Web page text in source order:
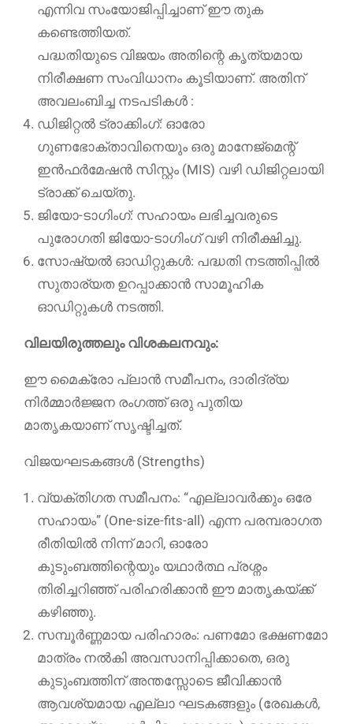
എന്നിവ സംയോജിപ്പിച്ചാണ് ഈ തുക
കണ്ടെത്തിയത്.
പദ്ധതിയുടെ വിജയം അതിന്റെ കൃത്യമായ
നിരീക്ഷണ സംവിധാനം കൂടിയാണ്. അതിന്
അവലംബിച്ച നടപടികൾ :
ഡിജിറ്റൽ ട്രാക്കിംഗ്: ഓരോ
ഗുണഭോക്താവിനെയും ഒരു മാനേജ്‌മെന്റ്
ഇൻഫർമേഷൻ സിസ്റ്റം (MIS) വഴി ഡിജിറ്റലായി
ട്രാക്ക് ചെയ്തു.
ജിയോ-ടാഗിംഗ്: സഹായം ലഭിച്ചവരുടെ
പുരോഗതി ജിയോ-ടാഗിംഗ് വഴി നിരീക്ഷിച്ചു.
സോഷ്യൽ ഓഡിറ്റുകൾ: പദ്ധതി നടത്തിപ്പിൽ
സുതാര്യത ഉറപ്പാക്കാൻ സാമൂഹിക
ഓഡിറ്റുകൾ നടത്തി.
വിലയിരുത്തലും വിശകലനവും:
ഈ മൈക്രോ പ്ലാൻ സമീപനം, ദാരിദ്ര്യ
നിർമ്മാർജ്ജന രംഗത്ത് ഒരു പുതിയ
മാതൃകയാണ് സൃഷ്ടിച്ചത്.
വിജയഘടകങ്ങൾ (Strengths)
വ്യക്തിഗത സമീപനം: “എല്ലാവർക്കും ഒരേ
സഹായം” (One-size-fits-all) എന്ന പരമ്പരാഗത
രീതിയിൽ നിന്ന് മാറി, ഓരോ
കുടുംബത്തിന്റെയും യഥാർത്ഥ പ്രശ്നം
തിരിച്ചറിഞ്ഞ് പരിഹരിക്കാൻ ഈ മാതൃകയ്ക്ക്
കഴിഞ്ഞു.
സമ്പൂർണ്ണമായ പരിഹാരം: പണമോ ഭക്ഷണമോ
മാത്രം നൽകി അവസാനിപ്പിക്കാതെ, ഒരു
കുടുംബത്തിന് അന്തസ്സോടെ ജീവിക്കാൻ
ആവശ്യമായ എല്ലാ ഘടകങ്ങളും (രേഖകൾ,